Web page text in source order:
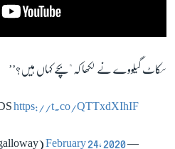
سکاٹ گیلووے نے لکھا کہ "بچے کہاں ہیں؟’’
https://t.co/QTTxdXIhIF
— Scott Galloway (@profgalloway)
February 24, 2020